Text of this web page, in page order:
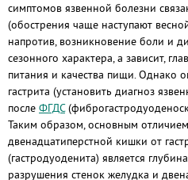
симптомов язвенной болезни
(обострения чаще наступают
напротив, возникновение боли и
сезонного характера, а зависит,
питания и качества пищи. Однако
гастрита (установить диагноз
после ФГДС
Таким образом, основным
двенадцатиперстной кишки от
(гастродуоденита) является
разрушения стенок желудка и